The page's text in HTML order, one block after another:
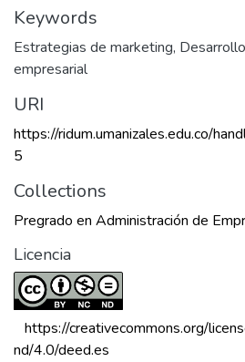
Keywords
Estrategias de marketing,
empresarial
URI
https://ridum.umanizales.edu.co/
5
Collections
Pregrado en Administración de
Licencia
https://creativecommons.org/
nd/4.0/deed.es